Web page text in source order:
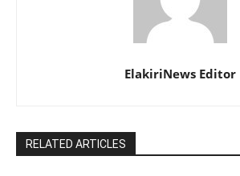
ElakiriNews Editor
RELATED ARTICLES